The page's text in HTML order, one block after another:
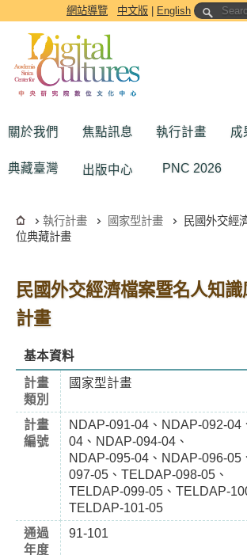
跳到主要內容區塊網站導覽 中文版 English
關於我們 焦點訊息 執行計畫 成
典藏臺灣 出版中心 PNC 2026
執行計畫 國家型計畫
民國外交經
位典藏計畫
民國外交經濟檔案暨名人知
計畫
基本資料
計畫
類別
國家型計畫
計畫
編號
NDAP-091-04、NDAP-092-04
04、NDAP-094-04、
NDAP-095-04、NDAP-096-05
097-05、TELDAP-098-05、
TELDAP-099-05、TELDAP-
TELDAP-101-05
通過
年度
91-101